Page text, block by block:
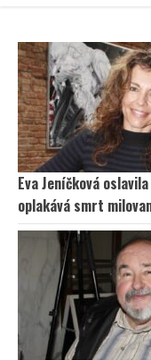
Eva Jeníčková
oplakává smrt